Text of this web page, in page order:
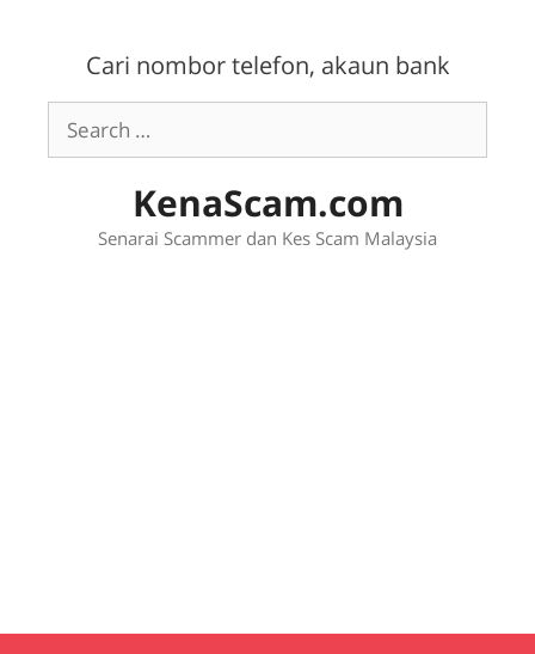
Cari nombor telefon, akaun bank
Search
for:
KenaScam.com
Senarai Scammer dan Kes Scam Malaysia